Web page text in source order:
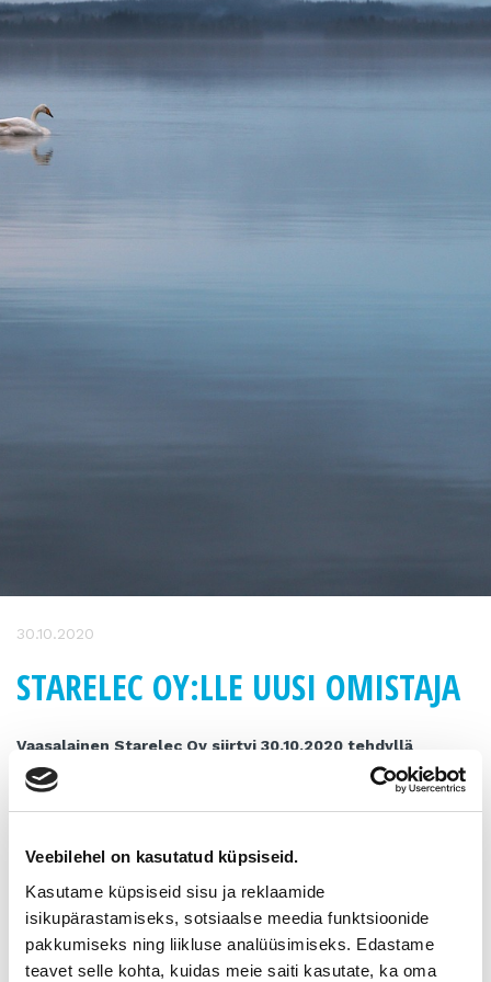
Veebilehel on kasutatud küpsiseid.
Kasutame küpsiseid sisu ja reklaamide
isikupärastamiseks, sotsiaalse meedia funktsioonide
pakkumiseks ning liikluse analüüsimiseks. Edastame
teavet selle kohta, kuidas meie saiti kasutate, ka oma
30.10.2020
STARELEC OY:LLE UUSI OMISTAJA
Vaasalainen Starelec Oy siirtyi 30.10.2020 tehdyllä
yrityskaupalla kangasalalainen Pirkanmaan Adapteri Oy:n
omistukseen.
Elektroniikkakeskus Oy, on aloittanut toimintansa Vaasan
keskustassa vuonna 1984. Yhtiö myy elektroniikka- ja
automaatiotuotteita yritys- ja kuluttaja-asiakkaille. Paikalliset
asiakkaat ovat asioineet Kivihaassa sijaitsevassa
kivijalkamyymälässä. Verkkokaupan (www.starelec.fi) myynti
jakaantuu puolestaan tasaisesti ympäri koko Suomen.